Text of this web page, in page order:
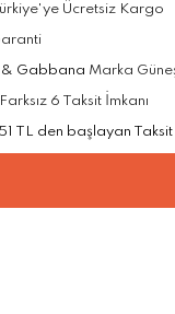
Ücretsiz Kargo
& Gabbana Marka
6 Taksit İmkanı
TL den başlayan Taksit